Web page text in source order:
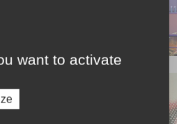
want to activate